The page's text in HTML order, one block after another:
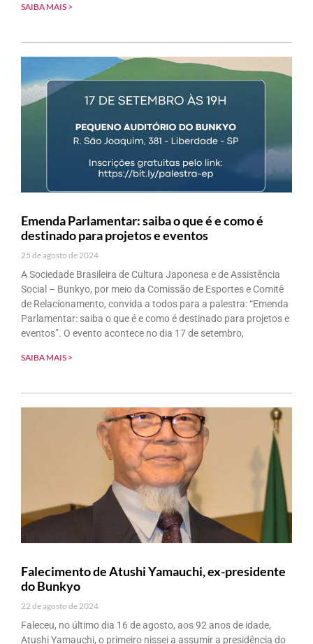
SAIBA MAIS >
Emenda Parlamentar: saiba o que é e como é
destinado para projetos e eventos
25 de agosto de 2024
A Sociedade Brasileira de Cultura Japonesa e de Assistência
Social – Bunkyo, por meio da Comissão de Esportes e Comitê
de Relacionamento, convida a todos para a palestra: “Emenda
Parlamentar: saiba o que é e como é destinado para projetos e
eventos”. O evento acontece no dia 17 de setembro,
SAIBA MAIS >
Falecimento de Atushi Yamauchi, ex-presidente
do Bunkyo
22 de agosto de 2024
Faleceu, no último dia 16 de agosto, aos 92 anos de idade,
Atushi Yamauchi, o primeiro nissei a assumir a presidência do